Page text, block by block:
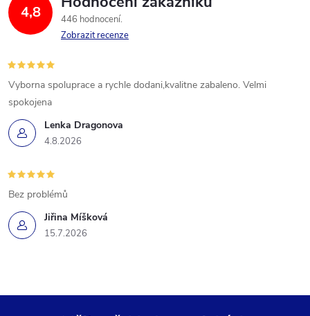
4,8
446 hodnocení
Zobrazit recenze
Lenka Dragonova
4.8.2026
Vyborna spoluprace a rychle dodani,kvalitne zabaleno. Velmi
spokojena
Jiřina Míšková
15.7.2026
Bez problémů